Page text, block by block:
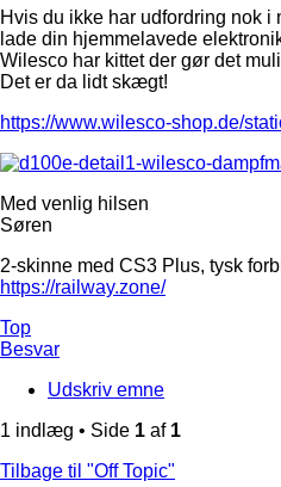
Hvis du ikke har udfordring nok i
lade din hjemmelavede
Wilesco har kittet der gør det
Det er da lidt skægt!
https://www.wilesco-shop.de/
Med venlig hilsen
Søren
2-skinne med CS3 Plus, tysk
https://railway.zone/
Top
Besvar
Udskriv emne
1 indlæg • Side 1 af 1
Tilbage til "Off Topic"